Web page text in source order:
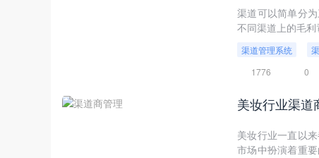
渠道可以简单分
不同渠道上的毛利
渠道管理系统
1776
0
美妆行业渠道
美妆行业一直以
市场中扮演着重